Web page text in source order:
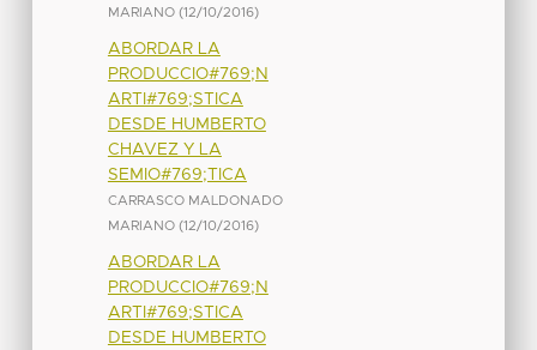
MARIANO (12/10/2016)
ABORDAR LA
PRODUCCIO#769;N
ARTI#769;STICA
DESDE HUMBERTO
CHAVEZ Y LA
SEMIO#769;TICA
CARRASCO MALDONADO
MARIANO (12/10/2016)
ABORDAR LA
PRODUCCIO#769;N
ARTI#769;STICA
DESDE HUMBERTO